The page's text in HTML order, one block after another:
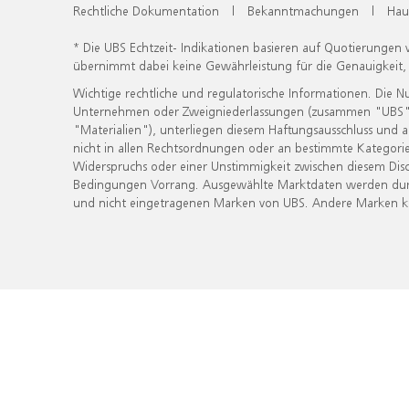
Rechtliche Dokumentation | Bekanntmachungen |
* Die UBS Echtzeit- Indikationen basieren auf
übernimmt dabei keine Gewährleistung für die
Wichtige rechtliche und regulatorische Informationen. Die
Unternehmen oder Zweigniederlassungen (zusammen
"Materialien"), unterliegen diesem Haftungsausschluss
nicht in allen Rechtsordnungen oder an bestimmte
Widerspruchs oder einer Unstimmigkeit zwischen diesem
Bedingungen Vorrang. Ausgewählte Marktdaten werden
und nicht eingetragenen Marken von UBS. Andere Marken